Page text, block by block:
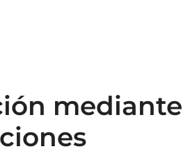
mediante